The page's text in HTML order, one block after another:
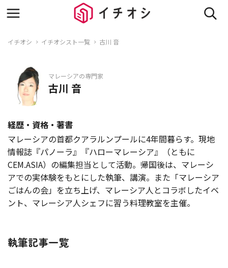
イチオシ イチオシスト一覧 古川 音
マレーシアの専門家
古川 音
経歴・資格・著書
マレーシアの首都クアラルンプールに4年間暮らす。現地
情報誌『パノーラ』『ハローマレーシア』（ともに
CEM.ASIA）の編集担当として活動。帰国後は、マレーシ
アでの実体験をもとにした執筆、講演。また「マレーシア
ごはんの会」を立ち上げ、マレーシア人とコラボしたイベ
ント、マレーシア人シェフに習う料理教室を主催。
執筆記事一覧